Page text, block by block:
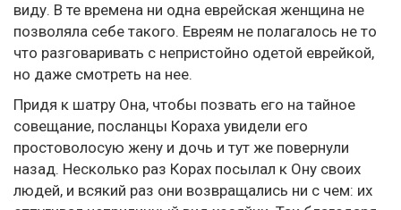
виду. В те времена ни одна еврейская женщина не
позволяла себе такого. Евреям не полагалось не то
что разговаривать с непристойно одетой еврейкой,
но даже смотреть на нее.
Придя к шатру Она, чтобы позвать его на тайное
совещание, посланцы Кораха увидели его
простоволосую жену и дочь и тут же повернули
назад. Несколько раз Корах посылал к Ону своих
людей, и всякий раз они возвращались ни с чем: их